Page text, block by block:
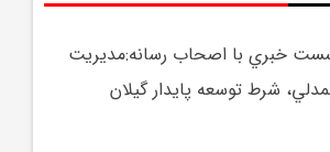
خبري با اصحاب رسانه:مديريت
شرط توسعه پايدار گيلان